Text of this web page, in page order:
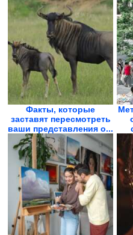
Факты, которые
заставят пересмотреть
ваши представления о...